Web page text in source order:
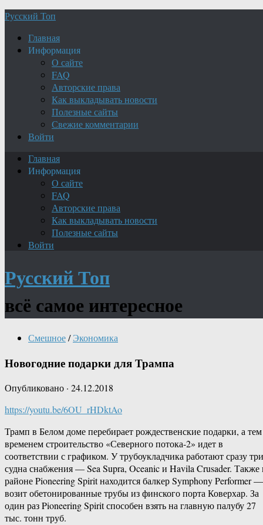
Русский Топ
Главная
Информация
О сайте
FAQ
Авторские права
Как выкладывать новости
Полезные сайты
Свежие комментарии
Войти
Главная
Информация
О сайте
FAQ
Авторские права
Как выкладывать новости
Полезные сайты
Войти
Русский Топ
всё самое интересное
Смешное/ Экономика
Новогодние подарки для Трампа
Опубликовано · 24.12.2018
https://youtu.be/6OU_rHDktAo
Трамп в Белом доме перебирает рождественские подарки, а тем
временем строительство «Северного потока-2» идет в
соответствии с графиком. У трубоукладчика работают сразу три
судна снабжения — Sea Supra, Oceanic и Havila Crusader. Также
районе Pioneering Spirit находится балкер Symphony Performer —
возит обетонированные трубы из финского порта Коверхар. За
один раз Pioneering Spirit способен взять на главную палубу 27
тыс. тонн труб.